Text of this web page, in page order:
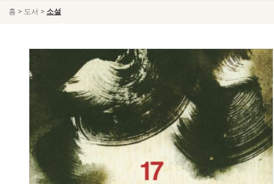
홈 > 도서 > 소설